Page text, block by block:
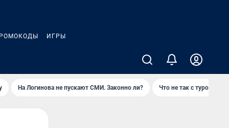
ИГРЫ
На Логинова не пускают СМИ. Законно ли? Что не так с туром на